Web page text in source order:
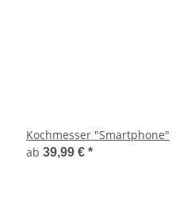
Kochmesser "Smartphone"
ab 39,99 € *